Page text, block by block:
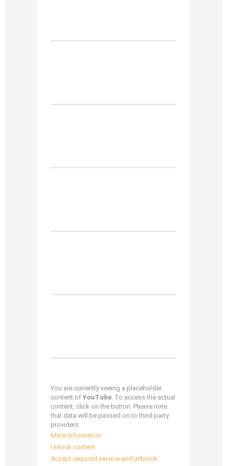
You are currently seeing a placeholder
content of YouTube. To access the actual
content, click on the button. Please note
that data will be passed on to third-party
providers.
More information
Unlock content
Accept required service and unblock